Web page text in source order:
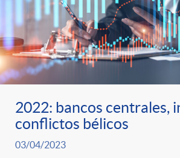
2022: bancos centrales,
conflictos bélicos
03/04/2023